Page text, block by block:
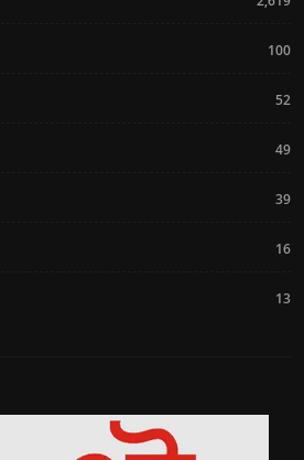
100
52
49
39
16
13